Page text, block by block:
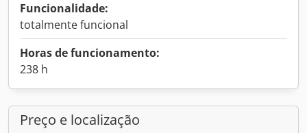
Funcionalidade:
totalmente funcional
Horas de funcionamento:
238 h
Preço e localização